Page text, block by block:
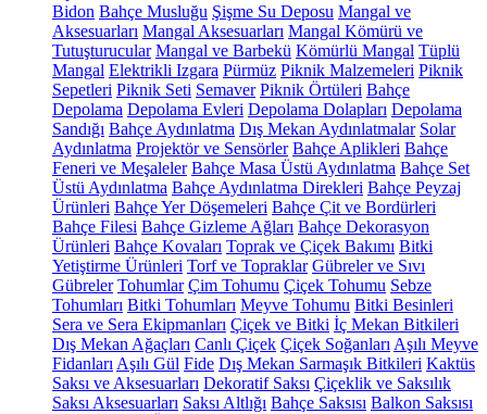
Bidon Bahçe Musluğu Şişme Su Deposu Mangal ve
Aksesuarları Mangal Aksesuarları Mangal Kömürü ve
Tutuşturucular Mangal ve Barbekü Kömürlü Mangal Tüplü
Mangal Elektrikli Izgara Pürmüz Piknik Malzemeleri Piknik
Sepetleri Piknik Seti Semaver Piknik Örtüleri Bahçe
Depolama Depolama Evleri Depolama Dolapları Depolama
Sandığı Bahçe Aydınlatma Dış Mekan Aydınlatmalar Solar
Aydınlatma Projektör ve Sensörler Bahçe Aplikleri Bahçe
Feneri ve Meşaleler Bahçe Masa Üstü Aydınlatma Bahçe Set
Üstü Aydınlatma Bahçe Aydınlatma Direkleri Bahçe Peyzaj
Ürünleri Bahçe Yer Döşemeleri Bahçe Çit ve Bordürleri
Bahçe Filesi Bahçe Gizleme Ağları Bahçe Dekorasyon
Ürünleri Bahçe Kovaları Toprak ve Çiçek Bakımı Bitki
Yetiştirme Ürünleri Torf ve Topraklar Gübreler ve Sıvı
Gübreler Tohumlar Çim Tohumu Çiçek Tohumu Sebze
Tohumları Bitki Tohumları Meyve Tohumu Bitki Besinleri
Sera ve Sera Ekipmanları Çiçek ve Bitki İç Mekan Bitkileri
Dış Mekan Ağaçları Canlı Çiçek Çiçek Soğanları Aşılı Meyve
Fidanları Aşılı Gül Fide Dış Mekan Sarmaşık Bitkileri Kaktüs
Saksı ve Aksesuarları Dekoratif Saksı Çiçeklik ve Saksılık
Saksı Aksesuarları Saksı Altlığı Bahçe Saksısı Balkon Saksısı